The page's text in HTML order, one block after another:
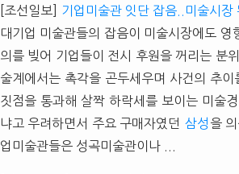
[조선일보]
기업미술관 잇단 잡음..미술시장
대기업 미술관들의 잡음이 미술시장에도
의를 빚어 기업들이 전시 후원을 꺼리는 분
술계에서는 촉각을 곤두세우며 사건의 추
짓점을 통과해 살짝 하락세를 보이는 미술
냐고 우려하면서 주요 구매자였던 삼성 을
업미술관들은 성곡미술관이나 ...